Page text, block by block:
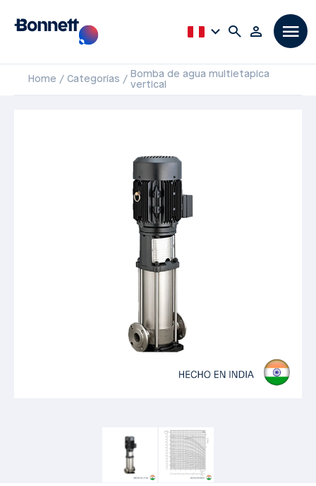
Home Categorías
Bomba de agua multietapica
vertical